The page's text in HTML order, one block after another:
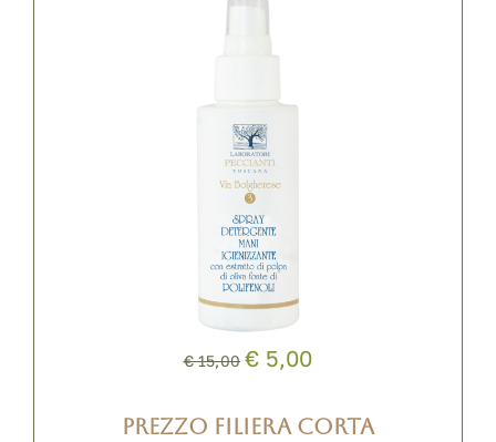
€ 15,00 € 5,00
PREZZO FILIERA CORTA